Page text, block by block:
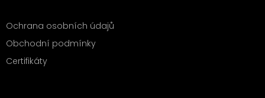
Ochrana osobních údajů
Obchodní podmínky
Certifikáty